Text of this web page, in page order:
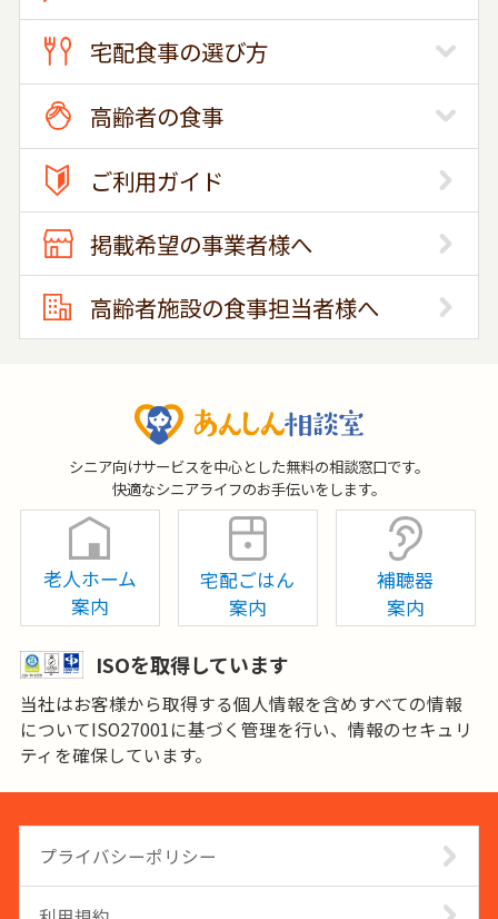
宅配食事の選び方
高齢者の食事
ご利用ガイド
掲載希望の事業者様へ
高齢者施設の食事担当者様へ
シニア向けサービスを中心とした無料の相談窓口です。
快適なシニアライフのお手伝いをします。
老人ホーム
案内
宅配ごはん
案内
補聴器
案内
ISOを取得しています
当社はお客様から取得する個人情報を含めすべての情報
についてISO27001に基づく管理を行い、情報のセキュリ
ティを確保しています。
プライバシーポリシー